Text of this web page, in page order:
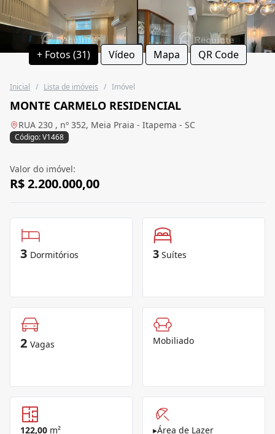
+ Fotos (31) Vídeo Mapa QR Code
Inicial / Lista de imóveis / Imóvel
MONTE CARMELO RESIDENCIAL
RUA 230 , nº 352, Meia Praia - Itapema - SC
Código: V1468
Valor do imóvel:
R$ 2.200.000,00
3 Dormitórios 3 Suítes
2 Vagas Mobiliado
122,00 m²
▸Área de Lazer